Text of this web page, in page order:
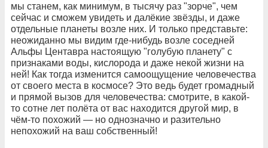
мы станем, как минимум, в тысячу раз "зорче", чем
сейчас и сможем увидеть и далёкие звёзды, и даже
отдельные планеты возле них. И только представьте:
неожиданно мы видим где-нибудь возле соседней
Альфы Центавра настоящую "голубую планету" с
признаками воды, кислорода и даже некой жизни на
ней! Как тогда изменится самоощущение человечества
от своего места в космосе? Это ведь будет громадный
и прямой вызов для человечества: смотрите, в какой-
то сотне лет полёта от вас находится другой мир, в
чём-то похожий — но однозначно и разительно
непохожий на ваш собственный!